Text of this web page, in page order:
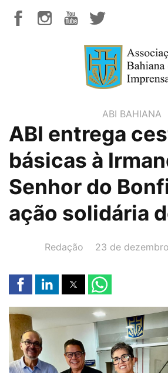
ABI BAHIANA
ABI entrega
básicas à
Senhor do
ação solidária
AUTOR(A):
Redação DATA:
23 de